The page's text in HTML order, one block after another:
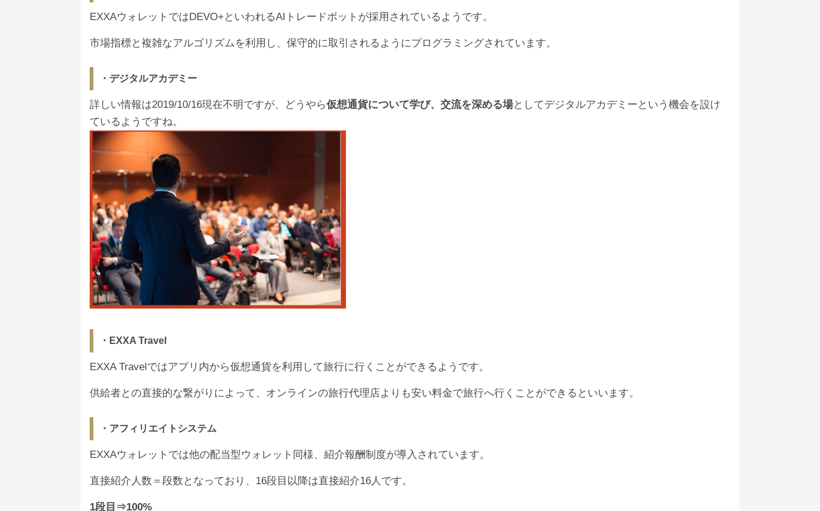
EXXAウォレットではDEVO+といわれるAIトレードボットが採用されているようです。
市場指標と複雑なアルゴリズムを利用し、保守的に取引されるようにプログラミングされています。
・デジタルアカデミー
詳しい情報は2019/10/16現在不明ですが、どうやら仮想通貨について学び、交流を深める場としてデジタルアカデミーという機会を設け
ているようですね。
・EXXA Travel
EXXA Travelではアプリ内から仮想通貨を利用して旅行に行くことができるようです。
供給者との直接的な繋がりによって、オンラインの旅行代理店よりも安い料金で旅行へ行くことができるといいます。
・アフィリエイトシステム
EXXAウォレットでは他の配当型ウォレット同様、紹介報酬制度が導入されています。
直接紹介人数＝段数となっており、16段目以降は直接紹介16人です。
1段目⇒100%